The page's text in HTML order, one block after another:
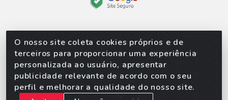
O nosso site coleta cookies próprios e de
terceiros para proporcionar uma experiência
personalizada ao usuário, apresentar
publicidade relevante de acordo com o seu
perfil e melhorar a qualidade do nosso site.
Sorpan - Rodovia dos Imigrantes, Lote 06, São
Matheus, Várzea Grande/MT – CEP 78152-135 - CNPJ
02.623.537/0010-24